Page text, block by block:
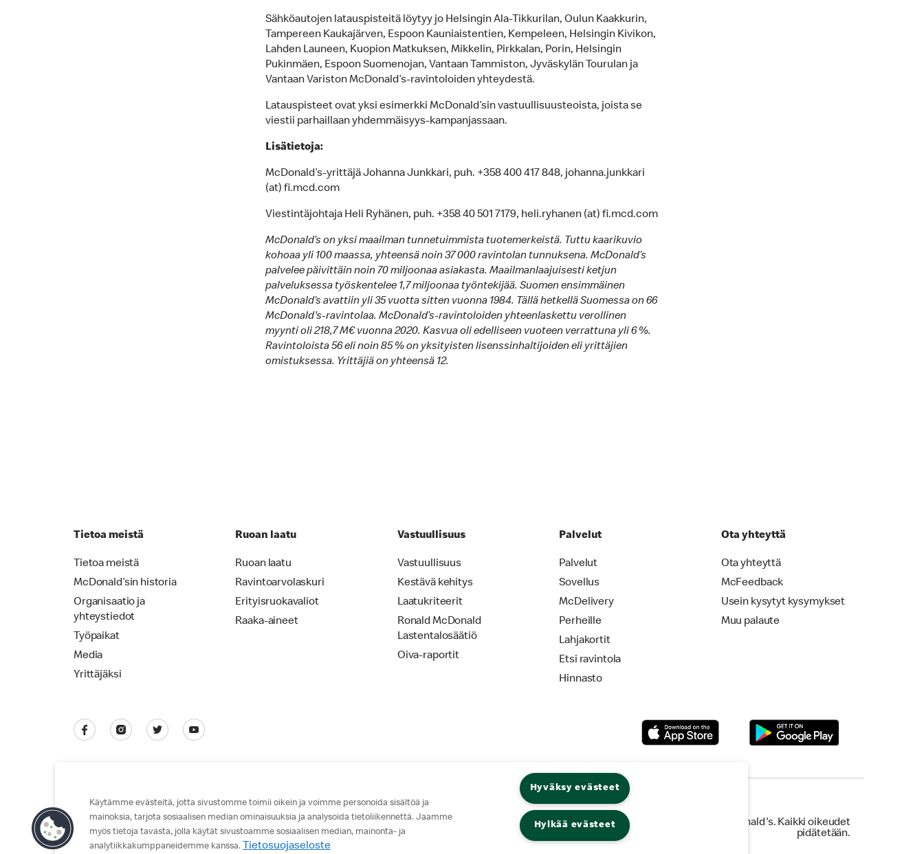
Sähköautojen latauspisteitä löytyy jo Helsingin Ala-Tikkurilan, Oulun Kaakkurin,
Tampereen Kaukajärven, Espoon Kauniaistentien, Kempeleen, Helsingin Kivikon,
Lahden Launeen, Kuopion Matkuksen, Mikkelin, Pirkkalan, Porin, Helsingin
Pukinmäen, Espoon Suomenojan, Vantaan Tammiston, Jyväskylän Tourulan ja
Vantaan Variston McDonald’s-ravintoloiden yhteydestä.
Latauspisteet ovat yksi esimerkki McDonald’sin vastuullisuusteoista, joista se
viestii parhaillaan yhdemmäisyys-kampanjassaan.
Lisätietoja:
McDonald’s-yrittäjä Johanna Junkkari, puh. +358 400 417 848, johanna.junkkari
(at) fi.mcd.com
Viestintäjohtaja Heli Ryhänen, puh. +358 40 501 7179, heli.ryhanen (at) fi.mcd.com
McDonald’s on yksi maailman tunnetuimmista tuotemerkeistä. Tuttu kaarikuvio
kohoaa yli 100 maassa, yhteensä noin 37 000 ravintolan tunnuksena. McDonald’s
palvelee päivittäin noin 70 miljoonaa asiakasta. Maailmanlaajuisesti ketjun
palveluksessa työskentelee 1,7 miljoonaa työntekijää. Suomen ensimmäinen
McDonald’s avattiin yli 35 vuotta sitten vuonna 1984. Tällä hetkellä Suomessa on 66
McDonald's-ravintolaa. McDonald’s-ravintoloiden yhteenlaskettu verollinen
myynti oli 218,7 M€ vuonna 2020. Kasvua oli edelliseen vuoteen verrattuna yli 6 %.
Ravintoloista 56 eli noin 85 % on yksityisten lisenssinhaltijoiden eli yrittäjien
omistuksessa. Yrittäjiä on yhteensä 12.
Tietoa meistä
Tietoa meistä
McDonald’sin historia
Organisaatio ja
yhteystiedot
Työpaikat
Media
Yrittäjäksi
Ruoan laatu
Ruoan laatu
Ravintoarvolaskuri
Erityisruokavaliot
Raaka-aineet
Vastuullisuus
Vastuullisuus
Kestävä kehitys
Laatukriteerit
Ronald McDonald
Lastentalosäätiö
Oiva-raportit
Palvelut
Palvelut
Sovellus
McDelivery
Perheille
Lahjakortit
Etsi ravintola
Hinnasto
Ota yhteyttä
Ota yhteyttä
McFeedback
Usein kysytyt kysymykset
Muu palaute
Tietosuojaseloste Käyttöehdot
© 2026 McDonald's. Kaikki oikeudet
pidätetään.
Käytämme evästeitä, jotta sivustomme toimii oikein ja voimme personoida sisältöä ja
mainoksia, tarjota sosiaalisen median ominaisuuksia ja analysoida tietoliikennettä. Jaamme
myös tietoja tavasta, jolla käytät sivustoamme sosiaalisen median, mainonta- ja
analytiikkakumppaneidemme kanssa.
Tietosuojaseloste
Hyväksy evästeet
Hylkää evästeet